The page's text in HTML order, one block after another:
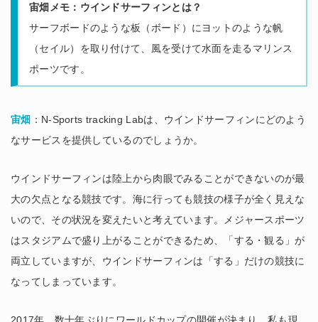
宙畑メモ：ウインドサーフィンとは？
サーフボードのような板（ボード）にヨットのような帆
（セイル）を取り付けて、風を受けて水面を走るマリンス
ポーツです。
宙畑 ：N-Sports tracking Labは、ウインドサーフィンにどのよう
なサービスを提供しているのでしょうか。
ウインドサーフィンは陸上から肉眼でみることができないのが最
大の欠点となる競技です。海に行っても競技の様子が全く見えな
いので、その状況を変えたいと考えています。メジャースポーツ
はスタジアムで盛り上がることができるため、「する・観る」が
両立していますが、ウインドサーフィンは「する」だけの競技に
なってしまっています。
2017年、数十年ぶりにワールドカップの開催が決まり、私も現